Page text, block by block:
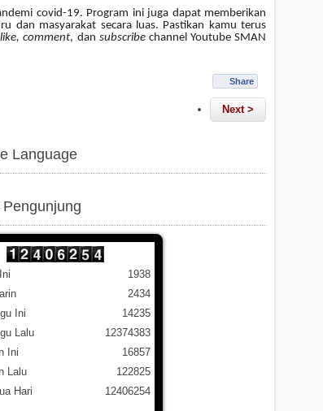
covid-19. Program ini juga dapat memberikan
dan masyarakat secara luas. Pastikan kamu terus
like, comment, dan subscribe channel Youtube SMAN
Share
Next >
Language
Ini
Lalu
Ini
Lalu
Hari
1938
2434
14235
12374383
16857
122825
12406254